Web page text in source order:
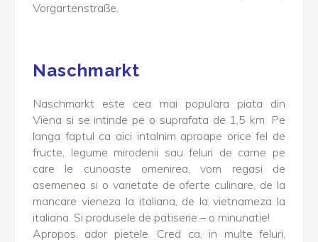
Vorgartenstraße.
Naschmarkt
Naschmarkt este cea mai populara piata din
Viena si se intinde pe o suprafata de 1,5 km. Pe
langa faptul ca aici intalnim aproape orice fel de
fructe, legume mirodenii sau feluri de carne pe
care le cunoaste omenirea, vom regasi de
asemenea si o varietate de oferte culinare, de la
mancare vieneza la italiana, de la vietnameza la
italiana. Si produsele de patiserie – o minunatie!
Apropos, ador pietele. Cred ca, in multe feluri,